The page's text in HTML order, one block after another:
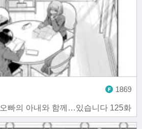
오빠의 아내와 함께…있습니다 125화
1869